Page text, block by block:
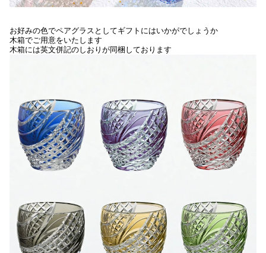
お好みの色でペアグラスとしてギフトにはいかがでしょうか
木箱でご用意をいたします
木箱には英文併記のしおりが同梱しております